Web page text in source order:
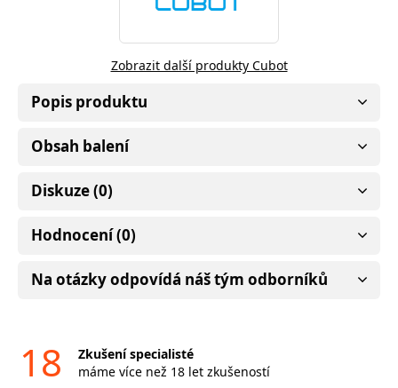
Zobrazit další produkty Cubot
Popis produktu
Obsah balení
Diskuze (0)
Hodnocení (0)
Na otázky odpovídá náš tým odborníků
18
Zkušení specialisté
máme více než 18 let zkušeností